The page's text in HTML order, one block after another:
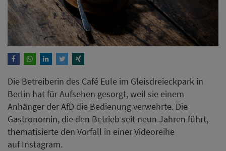
Die Betreiberin des Café Eule im Gleisdreieckpark in
Berlin hat für Aufsehen gesorgt, weil sie einem
Anhänger der AfD die Bedienung verwehrte. Die
Gastronomin, die den Betrieb seit neun Jahren führt,
thematisierte den Vorfall in einer Videoreihe
auf Instagram.